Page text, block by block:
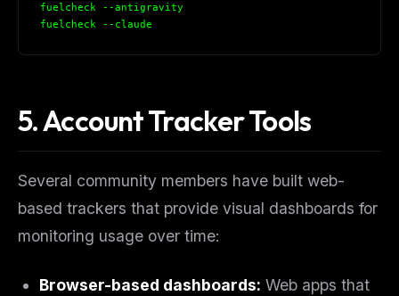
fuelcheck --antigravity
fuelcheck --claude
5. Account Tracker Tools
Several community members have built web-
based trackers that provide visual dashboards for
monitoring usage over time:
Browser-based dashboards: Web apps that
MCP pick of the week
The weekly digest forAI builders